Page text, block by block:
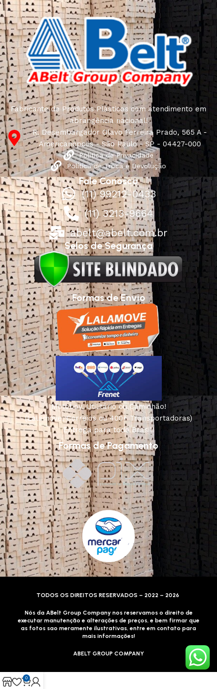
Fabricante de Produtos Plásticos com atendimento em
abrangência nacional!
R. Desembargador Olavo Ferreira Prado, 565 A -
Americanópolis - São Paulo - SP - 04427-000
Política de Privacidade
Política de Troca e Devolução
Fale Conosco
(11) 99212-0433
(11) 3213-9664
abelt@abelt.com.br
Selos de Segurança
Formas de Envio
Motoboy, Utilitário ou Caminhão!
(Lalamove, Correios ou 400+ Transportadoras)
Entrega para todo Brasil!
Formas de Pagamento
TODOS OS DIREITOS RESERVADOS – 2022 – 2026
Nós da ABelt Group Company nos reservamos o direito de
executar manutenção e alterações de preços, e bem firmar que
as fotos sao meramente ilustrativas, entre em contato para
mais informações!
ABELT GROUP COMPANY
0